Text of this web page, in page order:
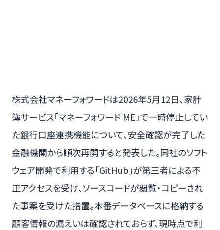
株式会社マネーフォワードは2026年5月12日、家計
簿サービス「マネーフォワード ME」で一時停止してい
た銀行口座連携機能について、安全確認が完了した
金融機関から順次再開すると発表した。同社のソフト
ウェア開発で利用する「GitHub」が第三者による不
正アクセスを受け、ソースコードが閲覧・コピーされ
た事案を受けた措置。本番データベースに格納する
顧客情報の漏えいは確認されておらず、現時点で利